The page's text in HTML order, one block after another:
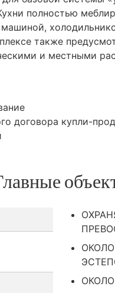
полностью
также
и местными
договора купли-